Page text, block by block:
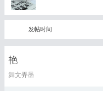
发帖时间
艳
舞文弄墨